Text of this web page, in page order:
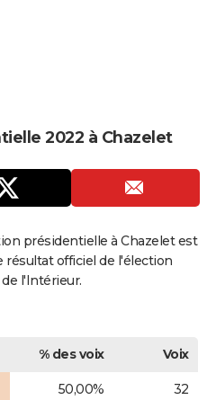
2022 à Chazelet
présidentielle à Chazelet est
résultat officiel de l'élection
l'Intérieur.
% des voix
Voix
50,00% 32